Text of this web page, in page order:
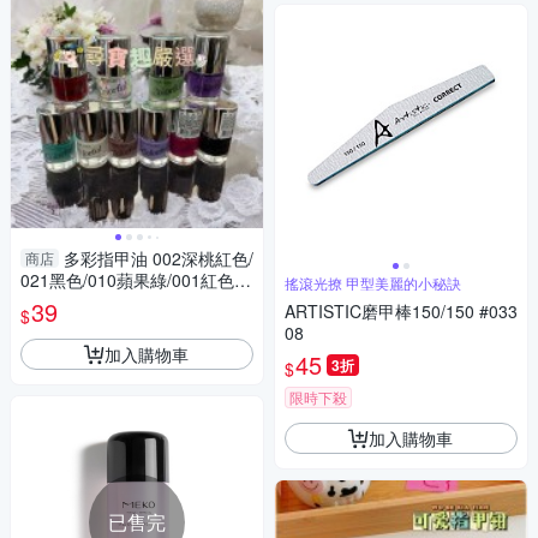
商店 多彩指甲油 002深桃紅色/
021黑色/010蘋果綠/001紅色/0
06藕粉色/015淺紫色/012藍綠
色/023白色/024透明/016深
$39
加入購物車
已售完
搖滾光撩 甲型美麗的小秘訣
ARTISTIC磨甲棒150/150 #033
08
$45 3折
限時下殺
加入購物車